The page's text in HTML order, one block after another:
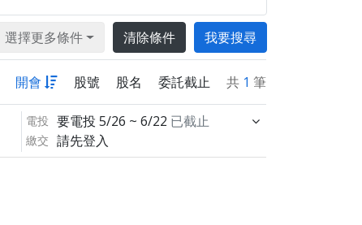
選擇更多條件 清除條件 我要搜尋
開會 股號 股名 委託截止 共 1 筆
電投 要電投 5/26 ~ 6/22 已截止
繳交 請先登入